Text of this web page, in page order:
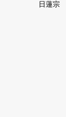
日蓮宗